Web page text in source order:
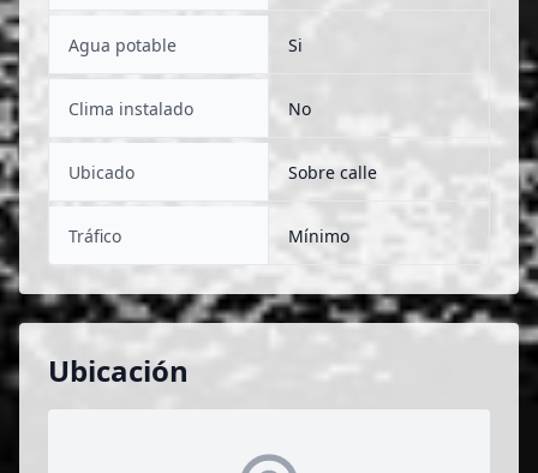
Agua potable Si
Clima instalado No
Ubicado Sobre calle
Tráfico Mínimo
Ubicación